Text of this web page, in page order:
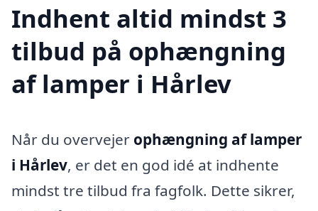
Indhent altid mindst 3
tilbud på ophængning
af lamper i Hårlev
Når du overvejer ophængning af lamper
i Hårlev, er det en god idé at indhente
mindst tre tilbud fra fagfolk. Dette sikrer,